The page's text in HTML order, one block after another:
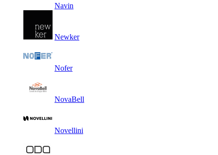
Navin
Newker
Nofer
NovaBell
Novellini